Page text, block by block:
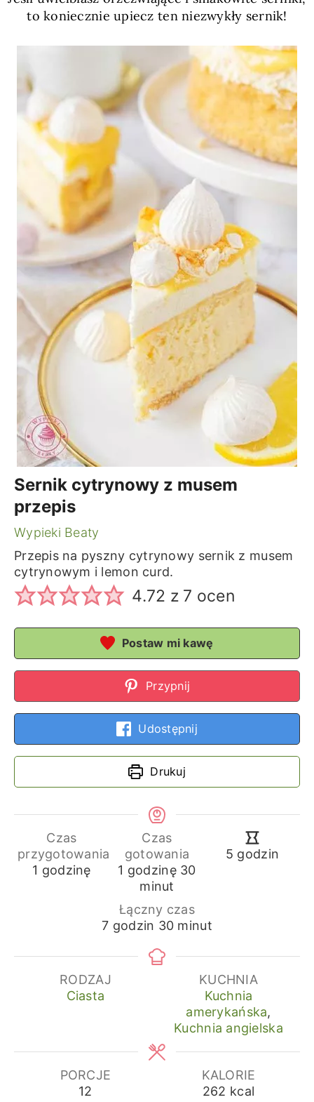
to koniecznie upiecz ten niezwykły sernik!
Sernik cytrynowy z musem
przepis
Wypieki Beaty
Przepis na pyszny cytrynowy sernik z musem
cytrynowym i lemon curd.
4.72 z 7 ocen
Postaw mi kawę
Przypnij
Udostępnij
Drukuj
Czas
przygotowania
1 godzina
godzinę
Czas
gotowania
1 godzina
godzinę 30minuty
minut
5 godziny
godzin
Łączny czas
7godziny
godzin 30minuty
minut
RODZAJ
Ciasta
KUCHNIA
Kuchnia
amerykańska,
Kuchnia angielska
PORCJE
12
KALORIE
262 kcal